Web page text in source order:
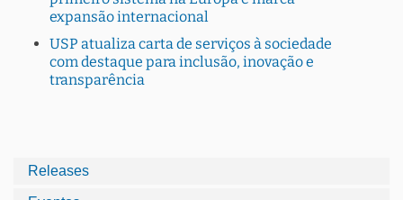
expansão internacional
USP atualiza carta de serviços à sociedade
com destaque para inclusão, inovação e
transparência
Releases